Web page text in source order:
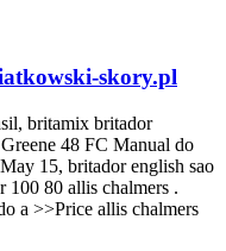
skory.pl
britamix britador
48 FC Manual do
15, britador english sao
100 80 allis chalmers .
a >>Price allis chalmers